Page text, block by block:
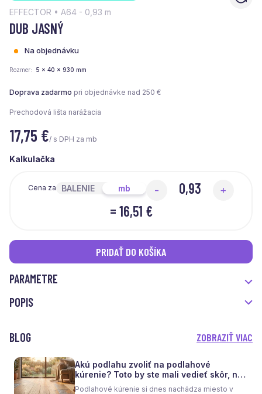
EFFECTOR • A64 - 0,93 m
DUB JASNÝ
Na objednávku
Rozmer 5 x 40 x 930 mm
Doprava zadarmo pri objednávke nad 250 €
Prechodová lišta narážacia
17,75 €/ s DPH za mb
Kalkulačka
Cena za BALENIE mb - +
= 16,51 €
PRIDAŤ DO KOŠÍKA
PARAMETRE
POPIS
BLOG ZOBRAZIŤ VIAC
Akú podlahu zvoliť na podlahové
kúrenie? Toto by ste mali vedieť skôr, než
sa rozhodnete
Podlahové kúrenie si dnes nachádza miesto v